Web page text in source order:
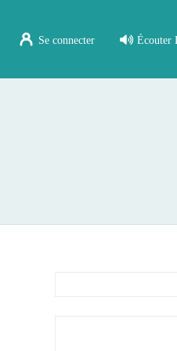
Se connecter Écouter